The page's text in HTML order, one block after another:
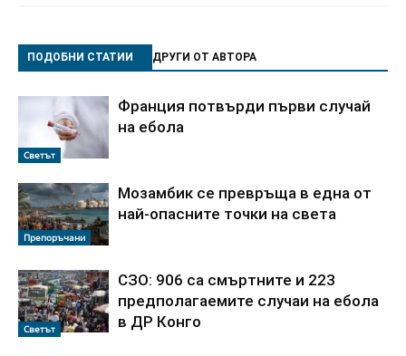
ПОДОБНИ СТАТИИ ДРУГИ ОТ АВТОРА
Светът
Франция потвърди първи случай
на ебола
Препоръчани
Мозамбик се превръща в една от
най-опасните точки на света
Светът
СЗО: 906 са смъртните и 223
предполагаемите случаи на ебола
в ДР Конго